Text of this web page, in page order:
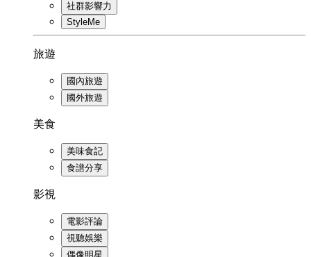
社群影響力
StyleMe
旅遊
國內旅遊
國外旅遊
美食
美味食記
食譜分享
影視
電影評論
視聽娛樂
偶像明星